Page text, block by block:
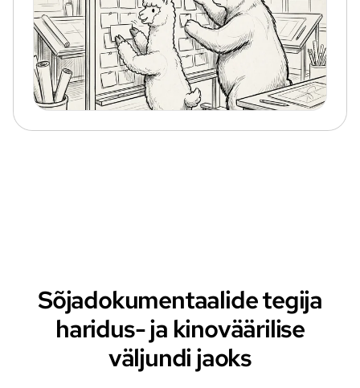
Sõjadokumentaalide tegija
haridus- ja kinoväärilise
väljundi jaoks